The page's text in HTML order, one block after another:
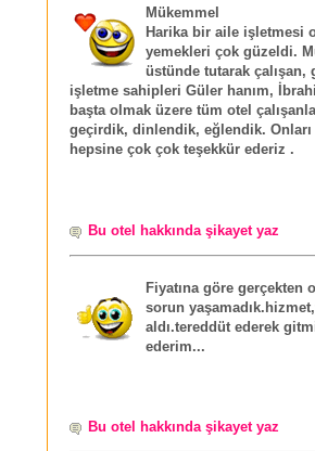
Mükemmel
Harika bir aile işletmesi
yemekleri çok güzeldi.
üstünde tutarak
işletme sahipleri Güler hanım,
başta olmak üzere tüm otel
geçirdik, dinlendik, eğlendik. Onları
hepsine çok çok teşekkür ederiz .
Bu otel hakkında şikayet yaz
Fiyatına göre
sorun
aldı.tereddüt ederek
ederim...
Bu otel hakkında şikayet yaz